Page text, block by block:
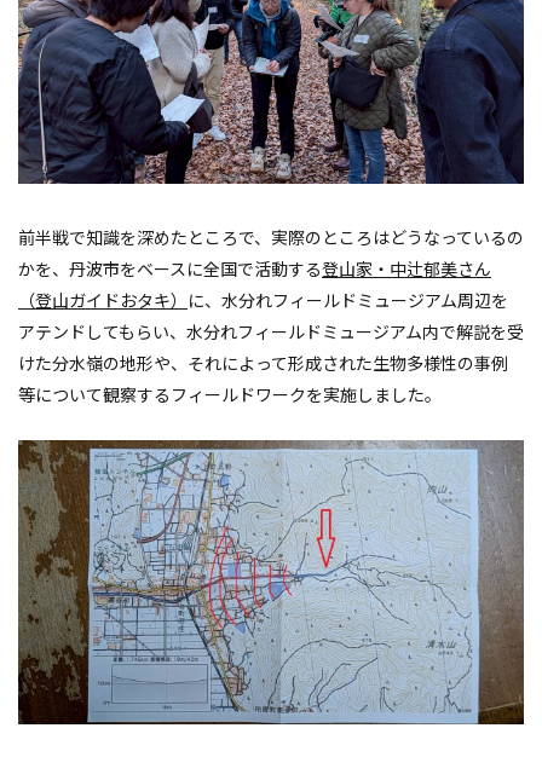
前半戦で知識を深めたところで、実際のところはどうなっているの
かを、丹波市をベースに全国で活動する登山家・中辻郁美さん
（登山ガイドおタキ）
に、水分れフィールドミュージアム周辺を
アテンドしてもらい、水分れフィールドミュージアム内で解説を受
けた分水嶺の地形や、それによって形成された生物多様性の事例
等について観察するフィールドワークを実施しました。